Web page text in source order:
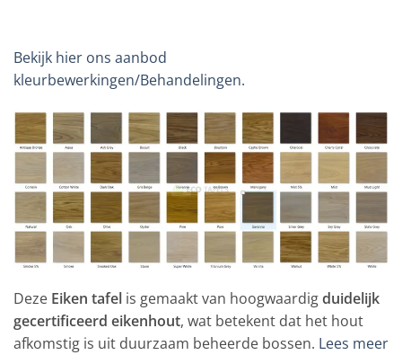
Bekijk hier ons aanbod
kleurbewerkingen/Behandelingen.
Deze Eiken tafel is gemaakt van hoogwaardigduidelijk
gecertificeerd eikenhout, wat betekent dat het hout
afkomstig is uit duurzaam beheerde bossen. Lees meer